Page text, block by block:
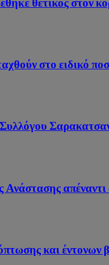
στο ειδικό
απέναντι
και